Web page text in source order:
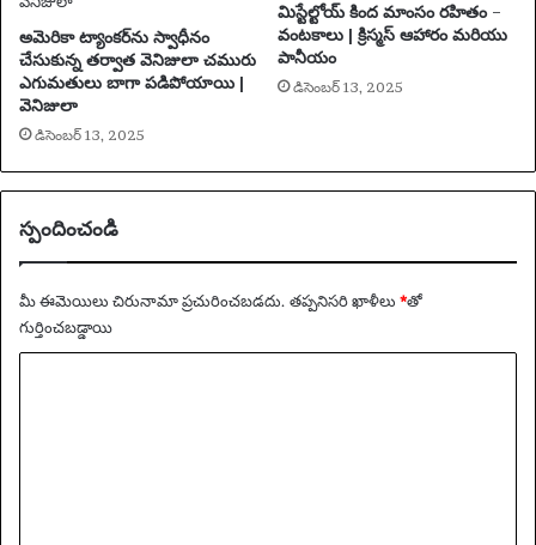
అమెరికా ట్యాంకర్‌ను స్వాధీనం
చేసుకున్న తర్వాత వెనిజులా చమురు
ఎగుమతులు బాగా పడిపోయాయి |
వెనిజులా
డిసెంబర్ 13, 2025
మిస్టేల్టోయ్ కింద మాంసం రహితం –
వంటకాలు | క్రిస్మస్ ఆహారం మరియు
పానీయం
డిసెంబర్ 13, 2025
స్పందించండి
మీ ఈమెయిలు చిరునామా ప్రచురించబడదు. తప్పనిసరి ఖాళీలు *‌తో
గుర్తించబడ్డాయి